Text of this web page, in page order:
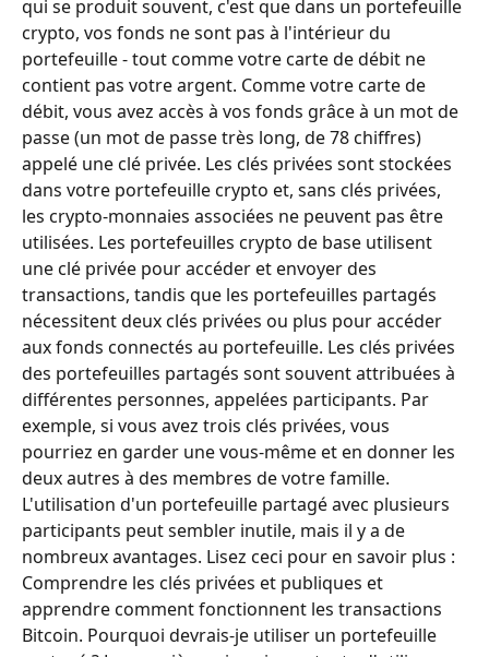
qui se produit souvent, c'est que dans un portefeuille
crypto, vos fonds ne sont pas à l'intérieur du
portefeuille - tout comme votre carte de débit ne
contient pas votre argent. Comme votre carte de
débit, vous avez accès à vos fonds grâce à un mot de
passe (un mot de passe très long, de 78 chiffres)
appelé une clé privée. Les clés privées sont stockées
dans votre portefeuille crypto et, sans clés privées,
les crypto-monnaies associées ne peuvent pas être
utilisées. Les portefeuilles crypto de base utilisent
une clé privée pour accéder et envoyer des
transactions, tandis que les portefeuilles partagés
nécessitent deux clés privées ou plus pour accéder
aux fonds connectés au portefeuille. Les clés privées
des portefeuilles partagés sont souvent attribuées à
différentes personnes, appelées participants. Par
exemple, si vous avez trois clés privées, vous
pourriez en garder une vous-même et en donner les
deux autres à des membres de votre famille.
L'utilisation d'un portefeuille partagé avec plusieurs
participants peut sembler inutile, mais il y a de
nombreux avantages. Lisez ceci pour en savoir plus :
Comprendre les clés privées et publiques et
apprendre comment fonctionnent les transactions
Bitcoin. Pourquoi devrais-je utiliser un portefeuille